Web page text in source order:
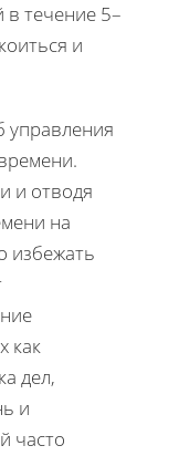
в течение 5–
и
управления
и отводя
на
избежать
как
дел,
и
часто